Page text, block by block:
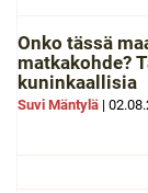
Onko tässä
matkakohde?
kuninkaallisia
Suvi Mäntylä |